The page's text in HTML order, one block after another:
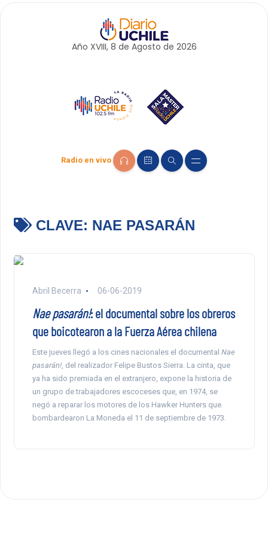
Año XVIII, 8 de Agosto de 2026
Radio en vivo
CLAVE: NAE PASARÁN
Abril Becerra 06-06-2019
Nae pasarán!: el documental sobre los obreros
que boicotearon a la Fuerza Aérea chilena
Este jueves llegó a los cines nacionales el documental Nae
pasarán!, del realizador Felipe Bustos Sierra. La cinta, que
ya ha sido premiada en el extranjero, expone la historia de
un grupo de trabajadores escoceses que, en 1974, se
negó a reparar los motores de los Hawker Hunters que
bombardearon La Moneda el 11 de septiembre de 1973.